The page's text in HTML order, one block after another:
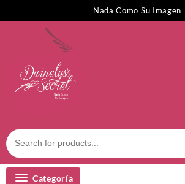
Nada Como Su Imagen
Categoría